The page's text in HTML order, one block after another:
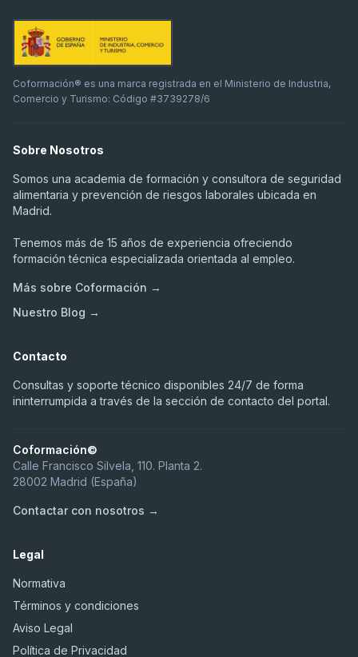
Coformación® es una marca registrada en el Ministerio de Industria,
Comercio y Turismo: Código #3739278/6
Sobre Nosotros
Somos una academia de formación y consultora de seguridad
alimentaria y prevención de riesgos laborales ubicada en
Madrid.
Tenemos más de 15 años de experiencia ofreciendo
formación técnica especializada orientada al empleo.
Más sobre Coformación →
Nuestro Blog →
Contacto
Consultas y soporte técnico disponibles 24/7 de forma
ininterrumpida a través de la sección de contacto del portal.
Coformación©
Calle Francisco Silvela, 110. Planta 2.
28002 Madrid (España)
Contactar con nosotros →
Legal
Normativa
Términos y condiciones
Aviso Legal
Política de Privacidad